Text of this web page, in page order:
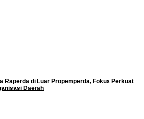
Raperda di Luar Propemperda, Fokus Perkuat
Daerah